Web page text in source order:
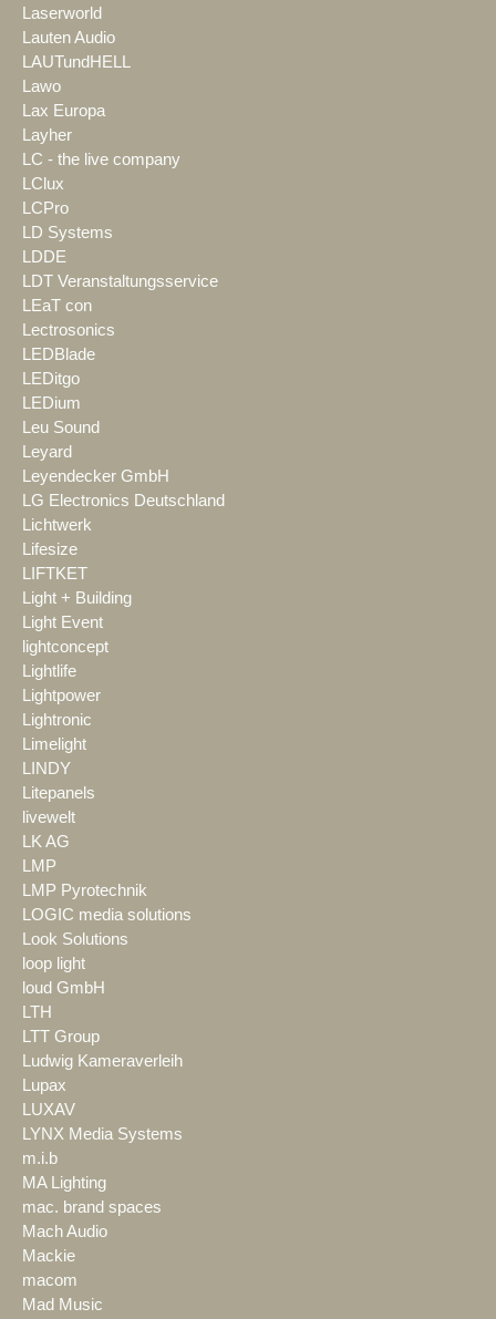
Laserworld
Lauten Audio
LAUTundHELL
Lawo
Lax Europa
Layher
LC - the live company
LClux
LCPro
LD Systems
LDDE
LDT Veranstaltungsservice
LEaT con
Lectrosonics
LEDBlade
LEDitgo
LEDium
Leu Sound
Leyard
Leyendecker GmbH
LG Electronics Deutschland
Lichtwerk
Lifesize
LIFTKET
Light + Building
Light Event
lightconcept
Lightlife
Lightpower
Lightronic
Limelight
LINDY
Litepanels
livewelt
LK AG
LMP
LMP Pyrotechnik
LOGIC media solutions
Look Solutions
loop light
loud GmbH
LTH
LTT Group
Ludwig Kameraverleih
Lupax
LUXAV
LYNX Media Systems
m.i.b
MA Lighting
mac. brand spaces
Mach Audio
Mackie
macom
Mad Music